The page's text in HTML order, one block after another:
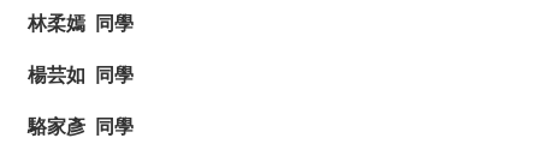
林柔嫣 同學
楊芸如 同學
駱家彥 同學